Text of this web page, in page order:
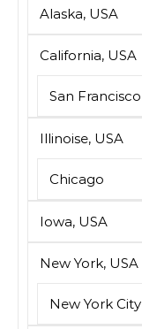
Alaska, USA
California, USA
San Francisco
Illinoise, USA
Chicago
Iowa, USA
New York, USA
New York City